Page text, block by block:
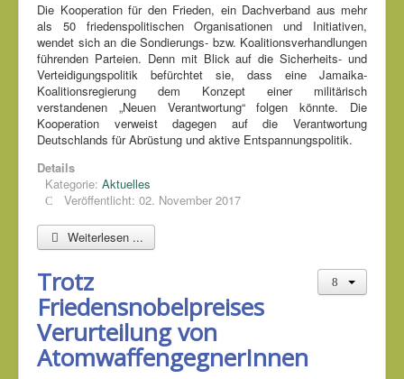
Die Kooperation für den Frieden, ein Dachverband aus mehr
als 50 friedenspolitischen Organisationen und Initiativen,
wendet sich an die Sondierungs- bzw. Koalitionsverhandlungen
führenden Parteien. Denn mit Blick auf die Sicherheits- und
Verteidigungspolitik befürchtet sie, dass eine Jamaika-
Koalitionsregierung dem Konzept einer militärisch
verstandenen „Neuen Verantwortung“ folgen könnte. Die
Kooperation verweist dagegen auf die Verantwortung
Deutschlands für Abrüstung und aktive Entspannungspolitik.
Details
Kategorie: Aktuelles
Veröffentlicht: 02. November 2017
Weiterlesen ...
Trotz
Friedensnobelpreises
Verurteilung von
AtomwaffengegnerInnen